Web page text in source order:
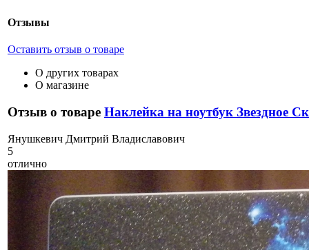
Отзывы
Оставить отзыв о товаре
О других товарах
О магазине
Отзыв о товаре Наклейка на ноутбук Звездное
Янушкевич Дмитрий Владиславович
5
отлично